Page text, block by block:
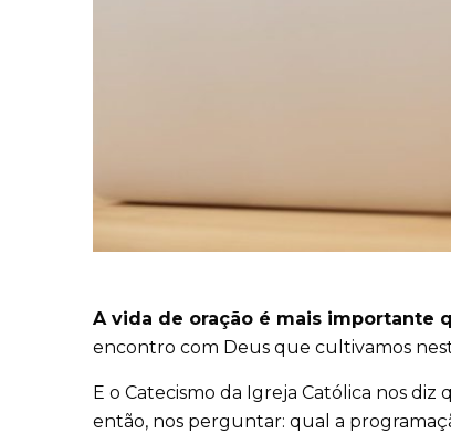
A vida de oração é mais importante
encontro com Deus que cultivamos
E o Catecismo da Igreja Católica nos diz
então, nos perguntar: qual a